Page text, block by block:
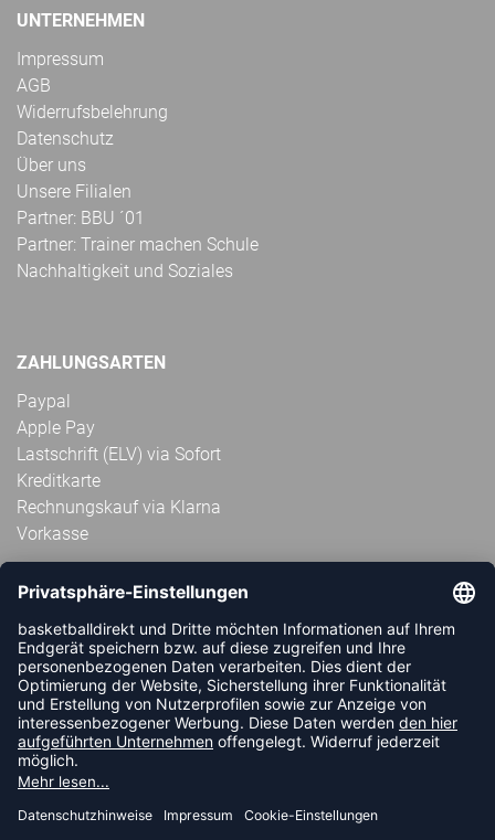
UNTERNEHMEN
Impressum
AGB
Widerrufsbelehrung
Datenschutz
Über uns
Unsere Filialen
Partner: BBU ´01
Partner: Trainer machen Schule
Nachhaltigkeit und Soziales
ZAHLUNGSARTEN
Paypal
Apple Pay
Lastschrift (ELV) via Sofort
Kreditkarte
Rechnungskauf via Klarna
Vorkasse
ABONNIERE JETZT DEN KOSTENLOSEN
HANDBALLDIREKT-NEWSLETTER UND VERPASSE KEINE
NEUIGKEIT ODER AKTION MEHR.
JETZT ANMELDEN